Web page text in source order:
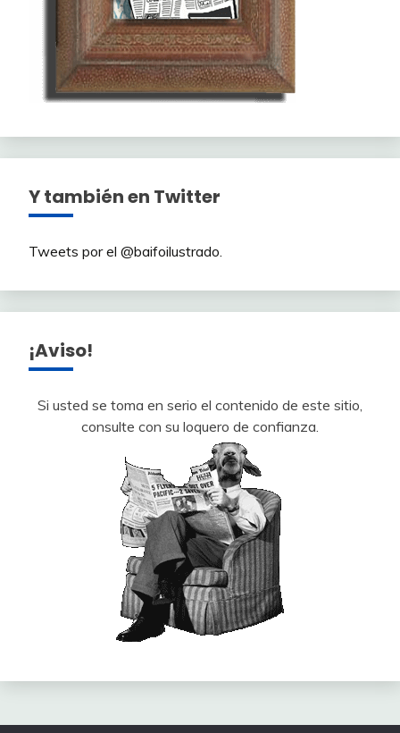
Y también en Twitter
Tweets por el @baifoilustrado.
¡Aviso!
Si usted se toma en serio el contenido de este sitio,
consulte con su loquero de confianza.